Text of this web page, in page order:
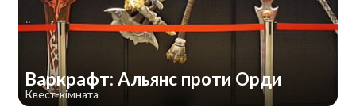
Варкрафт: Альянс проти Орди
Квест-кімната